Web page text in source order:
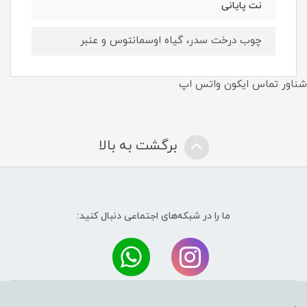
نت پايانى
چوب درخت سدر، گیاه اوسمانتوس و عنبر
شناور تماس ایکون واتس اپ
برگشت به بالا
ما را در شبکه‌های اجتماعی دنبال کنید: